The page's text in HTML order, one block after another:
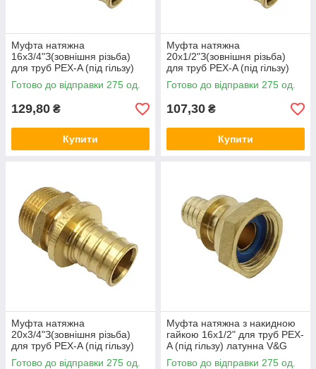
Муфта натяжна
16x3/4"З(зовнішня різьба)
для труб PEX-A (під гільзу)
латунна V&G (VALOGIN)
Готово до відправки 275 од.
129,80 ₴
Купити
Mуфта натяжна
20x1/2"З(зовнішня різьба)
для труб PEX-A (під гільзу)
латунна V&G (VALOGIN)
Готово до відправки 275 од.
107,30 ₴
Купити
Муфта натяжна
20x3/4"З(зовнішня різьба)
для труб PEX-A (під гільзу)
латунна V&G (VALOGIN)
Готово до відправки 275 од.
Муфта натяжна з накидною
гайкою 16x1/2" для труб PEX-
A (під гільзу) латунна V&G
(VALOGIN)
Готово до відправки 275 од.